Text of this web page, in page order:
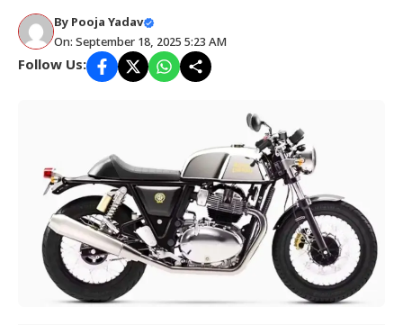
By Pooja Yadav
On: September 18, 2025 5:23 AM
Follow Us: